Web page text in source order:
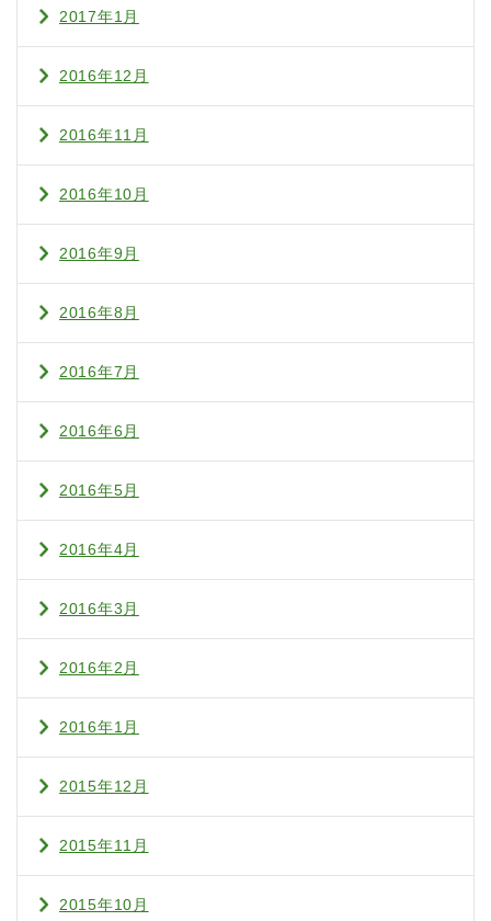
2017年1月
2016年12月
2016年11月
2016年10月
2016年9月
2016年8月
2016年7月
2016年6月
2016年5月
2016年4月
2016年3月
2016年2月
2016年1月
2015年12月
2015年11月
2015年10月